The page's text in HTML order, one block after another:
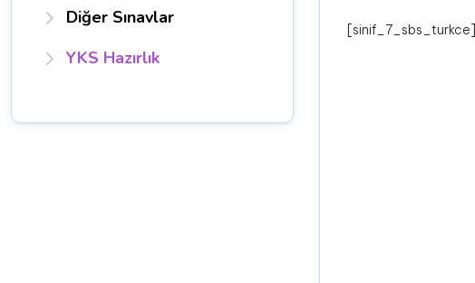
Diğer Sınavlar
YKS Hazırlık
[sinif_7_sbs_turkce]